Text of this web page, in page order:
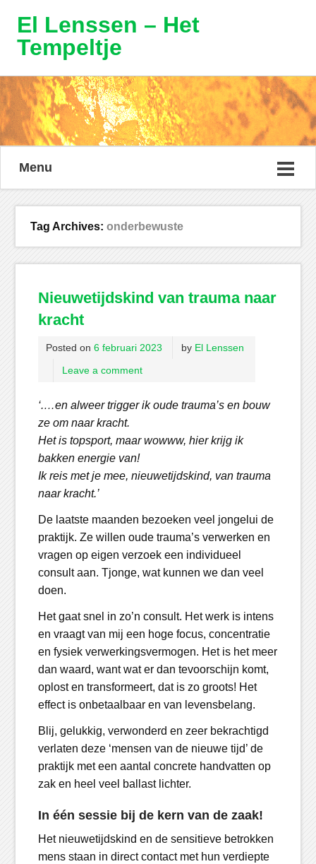
El Lenssen – Het
Tempeltje
Menu
Tag Archives: onderbewuste
Nieuwetijdskind van trauma naar
kracht
Posted on 6 februari 2023 by El Lenssen
Leave a comment
‘.…en alweer trigger ik oude trauma’s en bouw
ze om naar kracht.
Het is topsport, maar wowww, hier krijg ik
bakken energie van!
Ik reis met je mee, nieuwetijdskind, van trauma
naar kracht.’
De laatste maanden bezoeken veel jongelui de
praktijk. Ze willen oude trauma’s verwerken en
vragen op eigen verzoek een individueel
consult aan. Tjonge, wat kunnen we dan veel
doen.
Het gaat snel in zo’n consult. Het werk is intens
en vraagt van mij een hoge focus, concentratie
en fysiek verwerkingsvermogen. Het is het meer
dan waard, want wat er dan tevoorschijn komt,
oplost en transformeert, dat is zo groots! Het
effect is onbetaalbaar en van levensbelang.
Blij, gelukkig, verwonderd en zeer bekrachtigd
verlaten deze ‘mensen van de nieuwe tijd’ de
praktijk met een aantal concrete handvatten op
zak en heel veel ballast lichter.
In één sessie bij de kern van de zaak!
Het nieuwetijdskind en de sensitieve betrokken
mens staan in direct contact met hun verdiepte